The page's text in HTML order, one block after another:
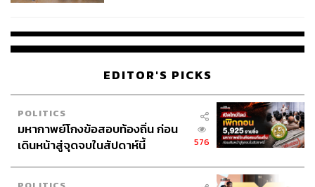
EDITOR'S PICKS
POLITICS
มหากาพย์โกงข้อสอบท้องถิ่น ก่อน
เดินหน้าสู่จุดจบในสัปดาห์นี้
576